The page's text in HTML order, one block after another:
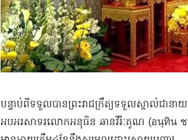
បន្ទាប់ពីទទួលបានព្រះរាជក្រឹត្យទទួលស្គាល់ជានា
អបអរសាទរលោកអនុធិន ឆានវីរ៉ៈគូណ (อนุทิน ช